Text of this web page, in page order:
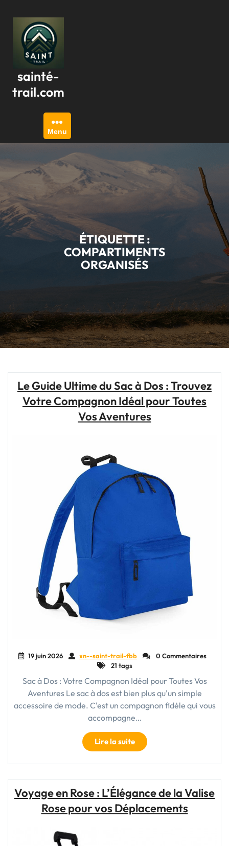
contenu
sainté-
trail.com
Menu
ÉTIQUETTE :
COMPARTIMENTS
ORGANISÉS
Le Guide Ultime du Sac à Dos : Trouvez
Votre Compagnon Idéal pour Toutes
Vos Aventures
19 juin 2026 xn--saint-trail-fbb
0 Commentaires
21 tags
Sac à Dos : Votre Compagnon Idéal pour Toutes Vos
Aventures Le sac à dos est bien plus qu'un simple
accessoire de mode. C'est un compagnon fidèle qui vous
accompagne…
Lire la suite"Le
Guide
Ultime
à
Dos
Voyage en Rose : L’Élégance de la Valise
Rose pour vos Déplacements